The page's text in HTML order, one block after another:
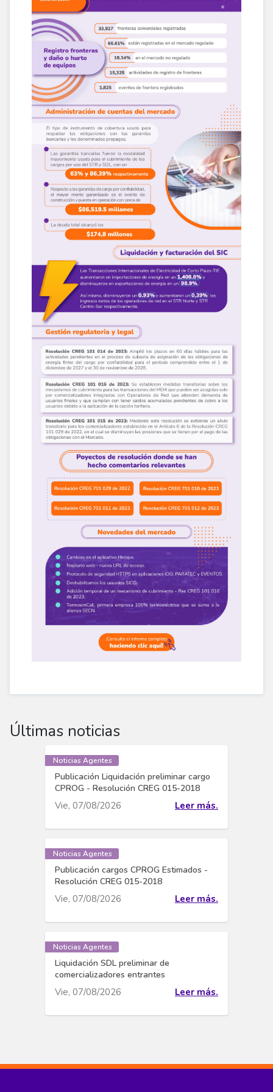
Últimas noticias
Noticias Agentes
Publicación Liquidación preliminar cargo
CPROG - Resolución CREG 015-2018
Vie, 07/08/2026 Leer más.
Noticias Agentes
Publicación cargos CPROG Estimados -
Resolución CREG 015-2018
Vie, 07/08/2026 Leer más.
Noticias Agentes
Liquidación SDL preliminar de
comercializadores entrantes
Vie, 07/08/2026 Leer más.